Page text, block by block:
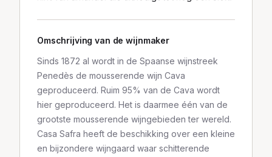
Omschrijving van de wijnmaker
Sinds 1872 al wordt in de Spaanse wijnstreek
Penedès de mousserende wijn Cava
geproduceerd. Ruim 95% van de Cava wordt
hier geproduceerd. Het is daarmee één van de
grootste mousserende wijngebieden ter wereld.
Casa Safra heeft de beschikking over een kleine
en bijzondere wijngaard waar schitterende